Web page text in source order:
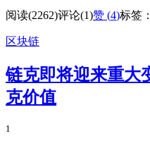
阅读(2262)评论(1)赞 (4)标签：
区块链
链克即将迎来重大
克价值
1